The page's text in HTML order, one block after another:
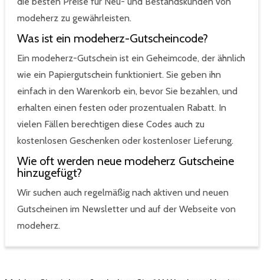
modeherz zu gewährleisten.
Was ist ein modeherz-Gutscheincode?
Ein modeherz-Gutschein ist ein Geheimcode, der ähnlich
wie ein Papiergutschein funktioniert. Sie geben ihn
einfach in den Warenkorb ein, bevor Sie bezahlen, und
erhalten einen festen oder prozentualen Rabatt. In
vielen Fällen berechtigen diese Codes auch zu
kostenlosen Geschenken oder kostenloser Lieferung.
Wie oft werden neue modeherz Gutscheine
hinzugefügt?
Wir suchen auch regelmäßig nach aktiven und neuen
Gutscheinen im Newsletter und auf der Webseite von
modeherz.